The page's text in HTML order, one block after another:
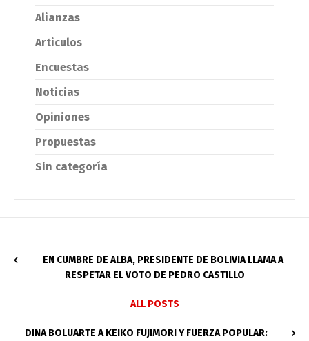
Alianzas
Articulos
Encuestas
Noticias
Opiniones
Propuestas
Sin categoría
EN CUMBRE DE ALBA, PRESIDENTE DE BOLIVIA LLAMA A
RESPETAR EL VOTO DE PEDRO CASTILLO
ALL POSTS
DINA BOLUARTE A KEIKO FUJIMORI Y FUERZA POPULAR: